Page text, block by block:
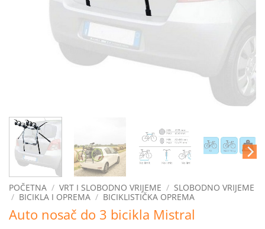
POČETNA / VRT I SLOBODNO VRIJEME / SLOBODNO VRIJEME
/ BICIKLA I OPREMA / BICIKLISTIČKA OPREMA
Auto nosač do 3 bicikla Mistral